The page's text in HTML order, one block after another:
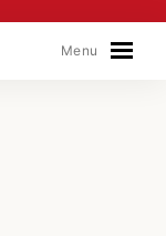
Menu